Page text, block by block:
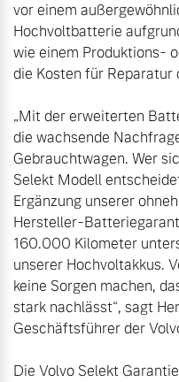
vor einem
Hochvoltbatterie
wie einem Produktions-
die Kosten für Reparatur
„Mit der erweiterten
die wachsende
Gebrauchtwagen. Wer
Selekt Modell
Ergänzung unserer
Hersteller-
160.000 Kilometer
unserer Hochvoltakkus.
keine Sorgen machen,
stark nachlässt“, sagt
Geschäftsführer der
Die Volvo Selekt